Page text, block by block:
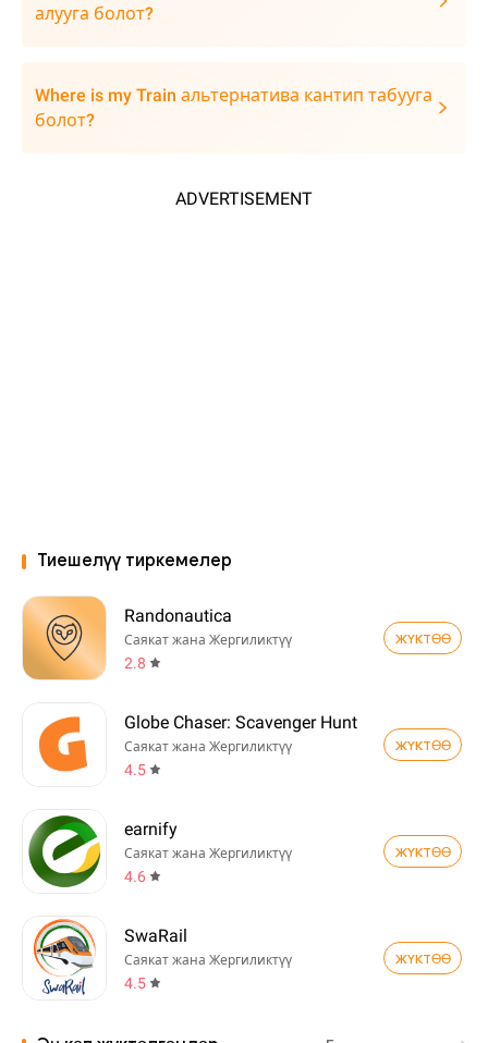
алууга болот?
Where is my Train альтернатива кантип табууга
болот?
ADVERTISEMENT
Тиешелүү тиркемелер
Randonautica
Саякат жана Жергиликтүү
2.8
ЖҮКТӨӨ
Globe Chaser: Scavenger Hunt
Саякат жана Жергиликтүү
4.5
ЖҮКТӨӨ
earnify
Саякат жана Жергиликтүү
4.6
ЖҮКТӨӨ
SwaRail
Саякат жана Жергиликтүү
4.5
ЖҮКТӨӨ